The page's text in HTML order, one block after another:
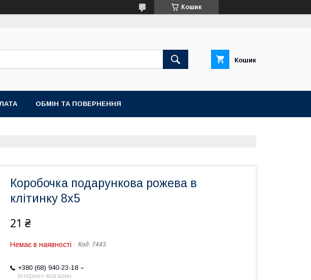
Кошик
Кошик
ОБМІН ТА ПОВЕРНЕННЯ
Коробочка подарункова рожева в
клітинку 8х5
21 ₴
Немає в наявності Код: 7443
+380 (68) 940-23-18
Інтернет-магазин